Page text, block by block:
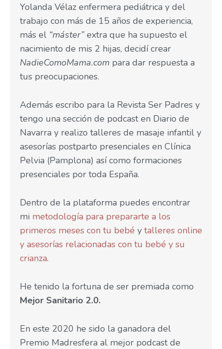
Yolanda Vélaz enfermera pediátrica y del
trabajo con más de 15 años de experiencia,
más el “máster” extra que ha supuesto el
nacimiento de mis 2 hijas, decidí crear
NadieComoMama.com para dar respuesta a
tus preocupaciones.
Además escribo para la Revista Ser Padres y
tengo una sección de podcast en Diario de
Navarra y realizo talleres de masaje infantil y
asesorías postparto presenciales en Clínica
Pelvia (Pamplona) así como formaciones
presenciales por toda España.
Dentro de la plataforma puedes encontrar
mi metodología para prepararte a los
primeros meses con tu bebé y talleres online
y asesorías relacionadas con tu bebé y su
crianza.
He tenido la fortuna de ser premiada como
Mejor Sanitario 2.0.
En este 2020 he sido la ganadora del
Premio Madresfera al mejor podcast de